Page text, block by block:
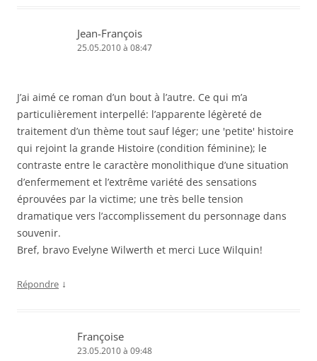
e
)
e
)
t
e
)
Jean-François
25.05.2010 à 08:47
J’ai aimé ce roman d’un bout à l’autre. Ce qui m’a
particulièrement interpellé: l’apparente légèreté de
traitement d’un thème tout sauf léger; une 'petite' histoire
qui rejoint la grande Histoire (condition féminine); le
contraste entre le caractère monolithique d’une situation
d’enfermement et l’extrême variété des sensations
éprouvées par la victime; une très belle tension
dramatique vers l’accomplissement du personnage dans
souvenir.
Bref, bravo Evelyne Wilwerth et merci Luce Wilquin!
Répondre ↓
Françoise
23.05.2010 à 09:48